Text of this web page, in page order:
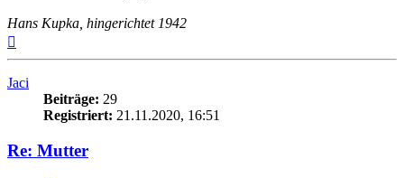
Hans Kupka, hingerichtet 1942
Jaci
Beiträge: 29
Registriert: 21.11.2020, 16:51
Re: Mutter